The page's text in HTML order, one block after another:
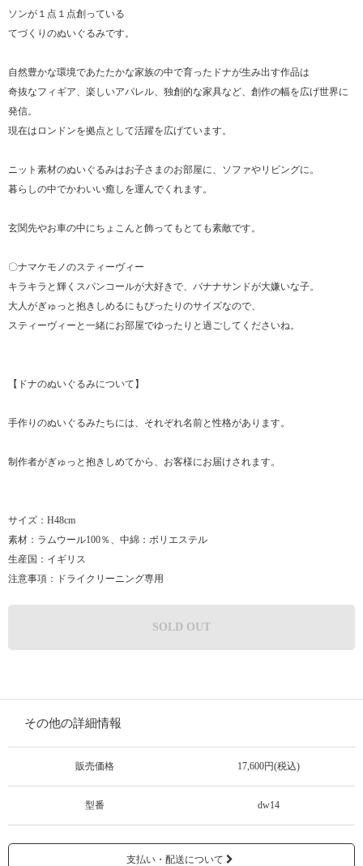
ソンが１点１点創っている
てづくりのぬいぐるみです。
自然豊かな環境であたたかな家族の中で育ったドナが生み出す作品は
奇抜なフィギア、楽しいアパレル、独創的な家具など、創作の幅を広げ世界に
発信。
現在はロンドンを拠点として活躍を広げています。
ニット素材のぬいぐるみはお子さまのお部屋に、ソファやリビングに。
暮らしの中でかわいい癒しを運んでくれます。
玄関先やお車の中にちょこんと飾ってもとても素敵です。
〇ナマケモノのスティーヴィー
キラキラと輝くスパンコールが大好きで、バナナサンドが大嫌いな子。
大人がぎゅっと抱きしめるにもぴったりのサイズなので、
スティーヴィーと一緒にお部屋でゆったりと過ごしてくださいね。
【ドナのぬいぐるみについて】
手作りのぬいぐるみたちには、それぞれ名前と性格があります。
制作者がぎゅっと抱きしめてから、お客様にお届けされます。
サイズ：H48cm
素材：ラムウール100％、中綿：ポリエステル
生産国：イギリス
注意事項：ドライクリーニング専用
SOLD OUT
その他の詳細情報
販売価格 17,600円(税込)
型番 dw14
支払い・配送について